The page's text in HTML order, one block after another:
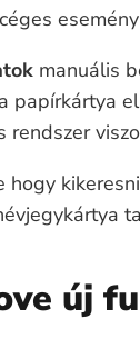
manuális
papírkártya
rendszer
hogy
új